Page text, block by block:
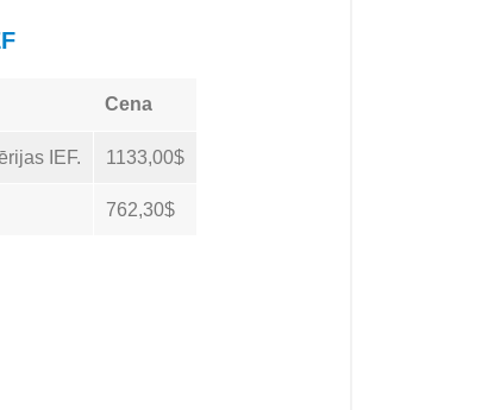
Cena
IEF. 1133,00$
762,30$